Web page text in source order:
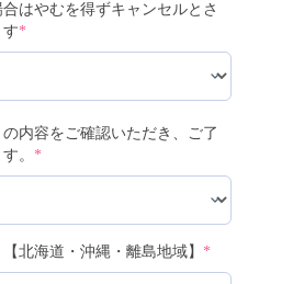
はやむを得ずキャンセルとさ
*
内容をご確認いただき、ご了
。 *
北海道・沖縄・離島地域】 *